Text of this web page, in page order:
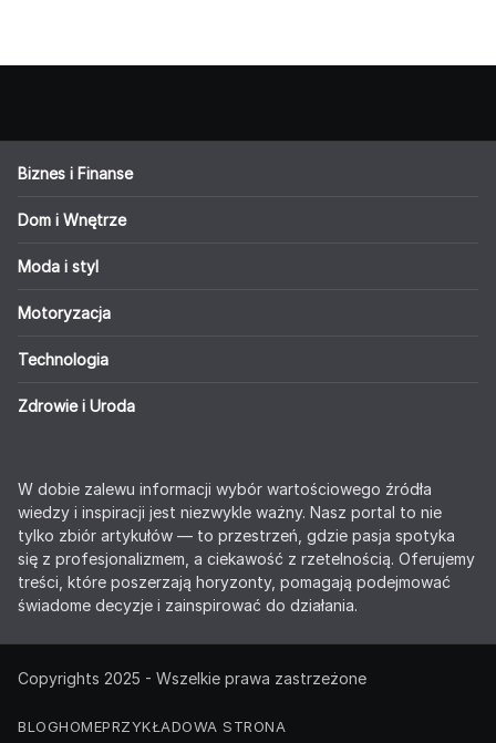
Biznes i Finanse
Dom i Wnętrze
Moda i styl
Motoryzacja
Technologia
Zdrowie i Uroda
W dobie zalewu informacji wybór wartościowego źródła
wiedzy i inspiracji jest niezwykle ważny. Nasz portal to nie
tylko zbiór artykułów — to przestrzeń, gdzie pasja spotyka
się z profesjonalizmem, a ciekawość z rzetelnością. Oferujemy
treści, które poszerzają horyzonty, pomagają podejmować
świadome decyzje i zainspirować do działania.
Copyrights 2025 - Wszelkie prawa zastrzeżone
BLOGHOMEPRZYKŁADOWA STRONA